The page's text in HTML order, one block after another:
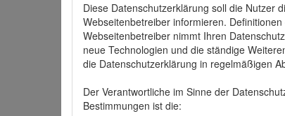
Diese Datenschutzerklärung soll die Nutzer
Webseitenbetreiber informieren.
Webseitenbetreiber nimmt Ihren
neue Technologien und die ständige
die Datenschutzerklärung in regelmäßigen
Der Verantwortliche im Sinne der
Bestimmungen ist die: